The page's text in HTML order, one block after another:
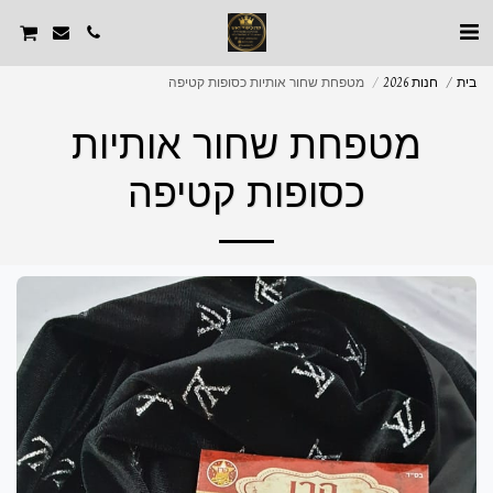
בית חנות 2026 מטפחת שחור אותיות כסופות קטיפה
מטפחת שחור אותיות
כסופות קטיפה